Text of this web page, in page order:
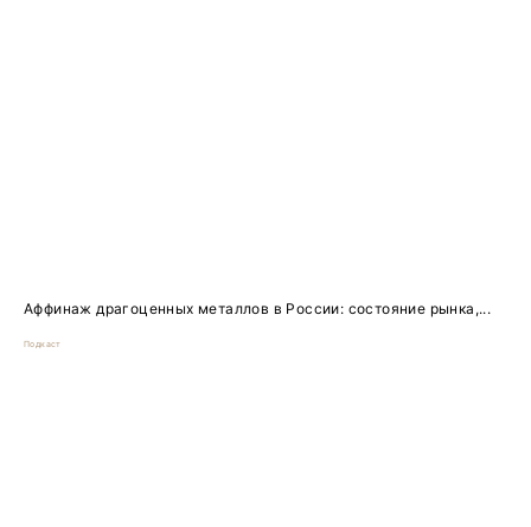
Аффинаж драгоценных металлов в России: состояние рынка,...
Подкаст